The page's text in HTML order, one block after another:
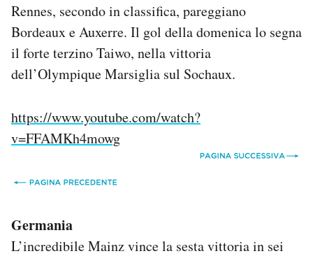
Rennes, secondo in classifica, pareggiano
Bordeaux e Auxerre. Il gol della domenica lo segna
il forte terzino Taiwo, nella vittoria
dell’Olympique Marsiglia sul Sochaux.
https://www.youtube.com/watch?
v=FFAMKh4mowg
Germania
L’incredibile Mainz vince la sesta vittoria in sei